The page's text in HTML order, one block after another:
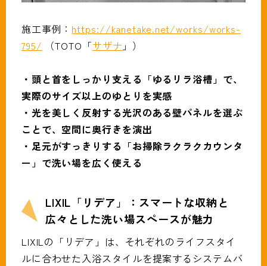
施工事例： https://kanetake.net/works/works-
795/ （TOTO「サザナ 」）
・頭と首をしっかり支える「ゆるリラ浴槽」で、
実際のサイズ以上のゆとりを実感
・光を美しく反射する光沢のある壁パネルを選ぶ
ことで、空間に奥行きを演出
・足元がすっきりする「お掃除ラクラクカウンタ
ー」で洗い場を広く使える
LIXIL「リデア」：スマートな収納と
広々とした洗い場スペースが魅力
LIXILの「リデア」は、それぞれのライフスタイ
ルに合わせた入浴スタイルを提案するシステムバ